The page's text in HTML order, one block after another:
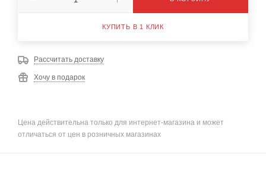
КУПИТЬ В 1 КЛИК
Рассчитать доставку
Хочу в подарок
Цена действительна только для интернет-магазина и может
отличаться от цен в розничных магазинах